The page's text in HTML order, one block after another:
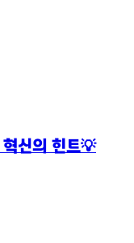
신의 힌트💡